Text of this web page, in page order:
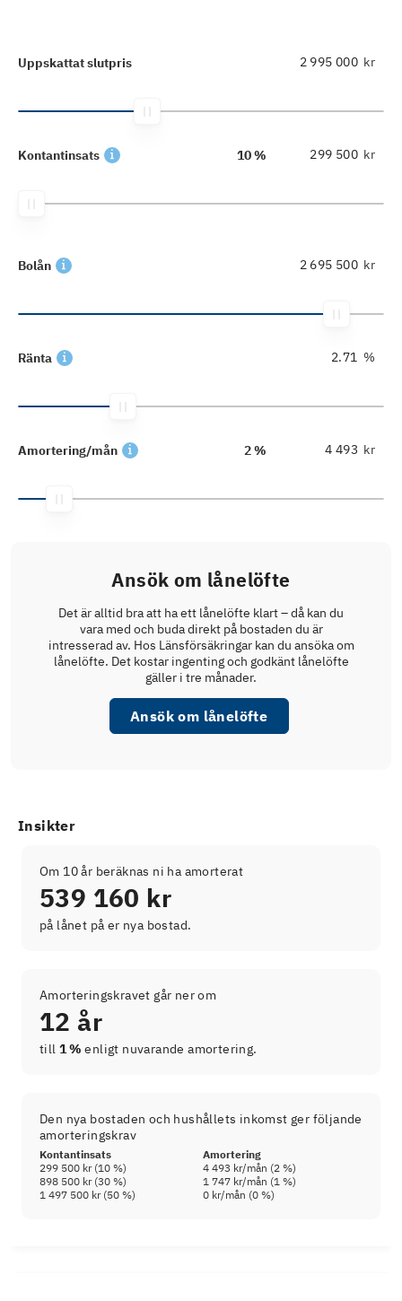
Uppskattat slutpris kr
Kontantinsats 10 % kr
Bolån kr
Ränta %
Amortering/mån 2 % kr
Ansök om lånelöfte
Det är alltid bra att ha ett lånelöfte klart – då kan du
vara med och buda direkt på bostaden du är
intresserad av. Hos Länsförsäkringar kan du ansöka om
lånelöfte. Det kostar ingenting och godkänt lånelöfte
gäller i tre månader.
Ansök om lånelöfte
Insikter
Om 10 år beräknas ni ha amorterat
539 160 kr
på lånet på er nya bostad.
Amorteringskravet går ner om
12 år
till 1 % enligt nuvarande amortering.
Den nya bostaden och hushållets inkomst ger följande
amorteringskrav
Kontantinsats
Amortering
299 500 kr(10 %) 4 493 kr/mån (2 %)
898 500 kr(30 %) 1 747 kr/mån (1 %)
1 497 500 kr(50 %) 0 kr/mån (0 %)